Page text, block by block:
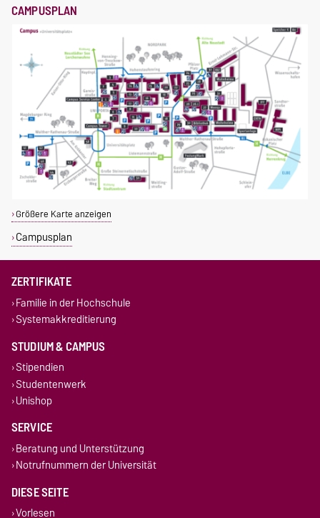
CAMPUSPLAN
Größere Karte anzeigen
Campusplan
ZERTIFIKATE
Familie in der Hochschule
Systemakkreditierung
STUDIUM & CAMPUS
Stipendien
Studentenwerk
Unishop
SERVICE
Beratung und Unterstützung
Notrufnummern der Universität
DIESE SEITE
Vorlesen